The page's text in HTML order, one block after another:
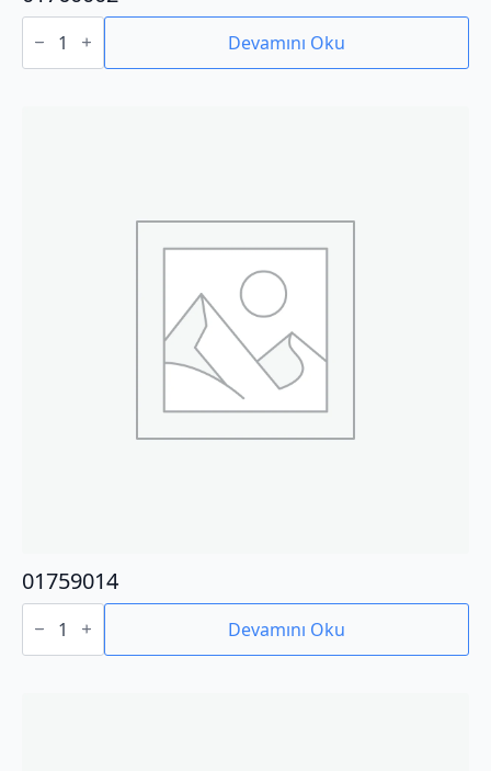
01760002
adet Devamını Oku
01759014
01759014
adet Devamını Oku